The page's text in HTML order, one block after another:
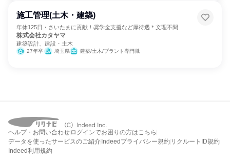
施工管理(土木・建築)
年休125日・さいたまに貢献！奨学金支援など厚待遇＊文理不問
株式会社カタヤマ
建築設計、建設・土木
27年卒 埼玉県 建築/土木/プラント専門職
ヘルプ・お問い合わせ ログインでお困りの方はこちら
データを使ったサービスのご紹介 Indeedプライバシー規約 リクルートID規約
Indeed利用規約